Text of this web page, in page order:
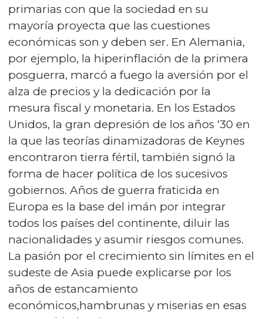
primarias con que la sociedad en su
mayoría proyecta que las cuestiones
económicas son y deben ser. En Alemania,
por ejemplo, la hiperinflación de la primera
posguerra, marcó a fuego la aversión por el
alza de precios y la dedicación por la
mesura fiscal y monetaria. En los Estados
Unidos, la gran depresión de los años ‘30 en
la que las teorías dinamizadoras de Keynes
encontraron tierra fértil, también signó la
forma de hacer política de los sucesivos
gobiernos. Años de guerra fraticida en
Europa es la base del imán por integrar
todos los países del continente, diluir las
nacionalidades y asumir riesgos comunes.
La pasión por el crecimiento sin límites en el
sudeste de Asia puede explicarse por los
años de estancamiento
económicos,hambrunas y miserias en esas